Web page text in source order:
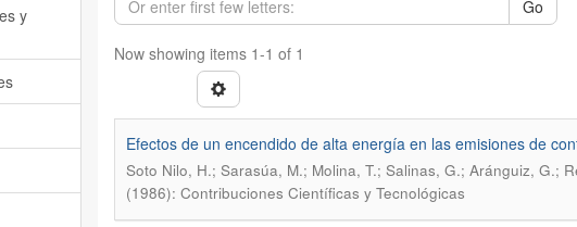
Go
Now showing items 1-1 of 1
Efectos de un encendido de alta energía en las emisiones de
Soto Nilo, H.; Sarasúa, M.; Molina, T.; Salinas, G.; Aránguiz, G.;
(1986): Contribuciones Científicas y Tecnológicas
y